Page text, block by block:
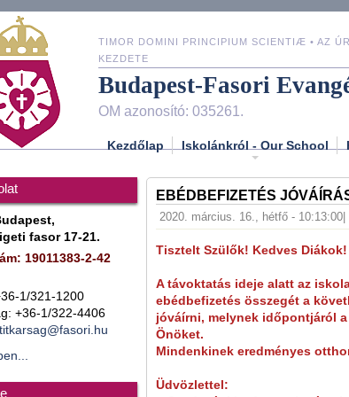
TIMOR DOMINI PRINCIPIUM SCIENTIÆ • AZ
KEZDETE
Budapest-Fasori
OM azonosító: 035261.
Kezdőlap Iskolánkról - Our School
fasor 17-21.
19011383-2-42
1/321-1200
+36-1/322-4406
titkarsag@fasori.hu
EBÉDBEFIZETÉS
2020. március. 16., hétfő - 10:13:00
Tisztelt Szülők! Kedves Diákok!
A távoktatás ideje alatt az
ebédbefizetés összegét a
jóváírni, melynek időpontjáról
Önöket.
Mindenkinek eredményes
Üdvözlettel: